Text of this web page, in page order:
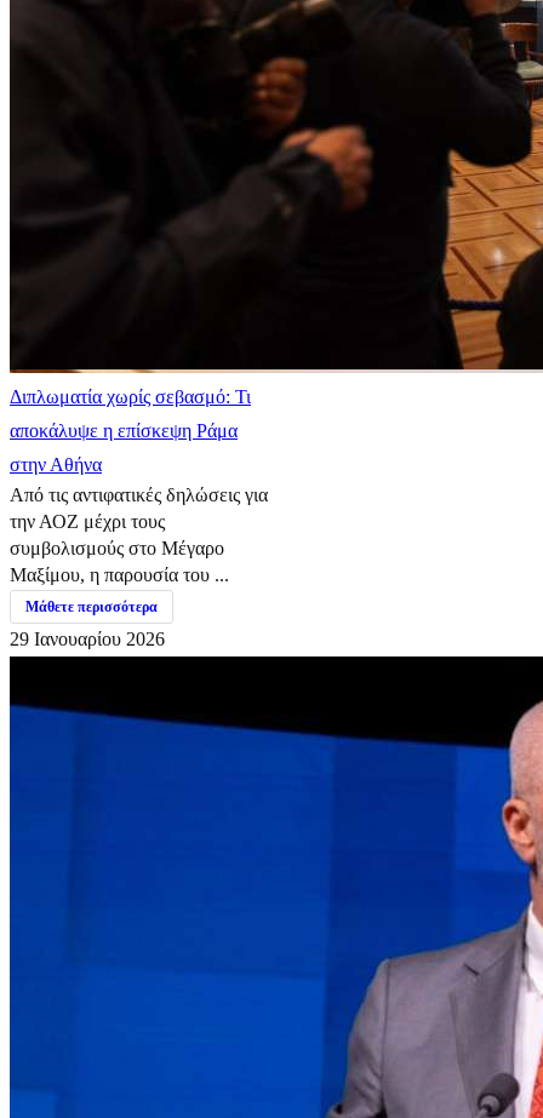
Διπλωματία χωρίς σεβασμό: Τι
αποκάλυψε η επίσκεψη Ράμα
στην Αθήνα
Από τις αντιφατικές δηλώσεις για
την ΑΟΖ μέχρι τους
συμβολισμούς στο Μέγαρο
Μαξίμου, η παρουσία του ...
Μάθετε περισσότερα
29 Ιανουαρίου 2026